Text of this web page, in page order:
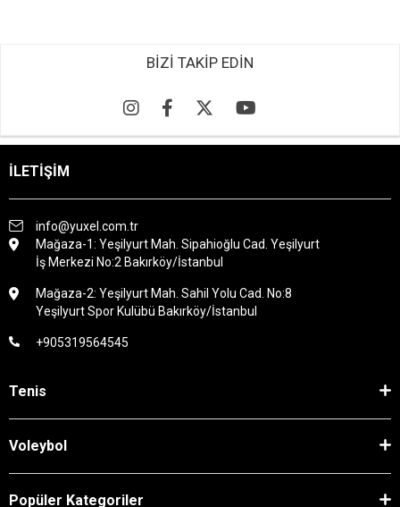
BİZİ TAKİP EDİN
İLETİŞİM
info@yuxel.com.tr
Mağaza-1: Yeşilyurt Mah. Sipahioğlu Cad. Yeşilyurt
İş Merkezi No:2 Bakırköy/İstanbul
Mağaza-2: Yeşilyurt Mah. Sahil Yolu Cad. No:8
Yeşilyurt Spor Kulübü Bakırköy/İstanbul
+905319564545
Tenis
Voleybol
Popüler Kategoriler